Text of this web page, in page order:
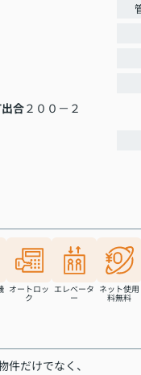
合２００－２
オートロッ
ク
エレベータ
ー
ネット使用
料無料
だけでなく、